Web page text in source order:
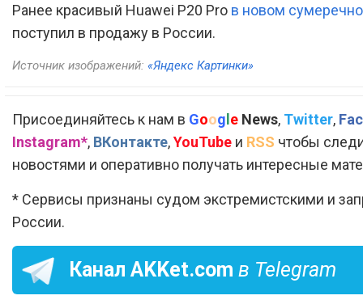
Ранее красивый Huawei P20 Pro в новом
поступил в продажу в России.
Источник изображений: «Яндекс Картинки»
Присоединяйтесь к нам в Google News, Twitter,
Instagram*, ВКонтакте,YouTube и RSS чтобы
новостями и оперативно получать интересные
* Сервисы признаны судом экстремистскими и
России.
Канал AKKet.com в Telegram